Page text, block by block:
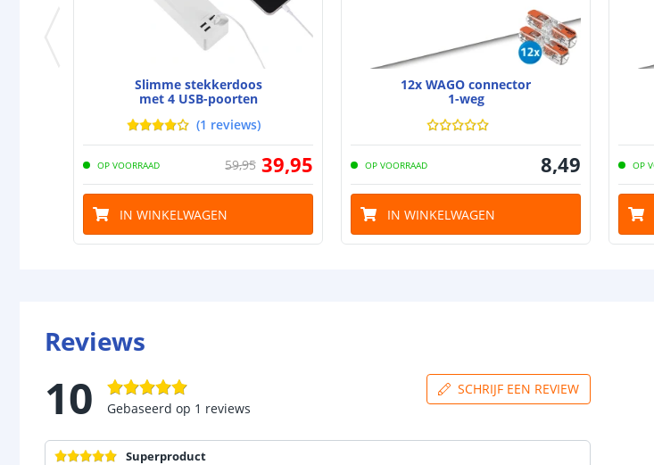
Slimme stekkerdoos
met 4 USB-poorten
(1 reviews)
OP VOORRAAD 59,95 39,95
IN WINKELWAGEN
12x WAGO connector
1-weg
OP VOORRAAD 8,49
IN WINKELWAGEN
OP
Reviews
10 Gebaseerd op 1 reviews
SCHRIJF EEN REVIEW
Superproduct